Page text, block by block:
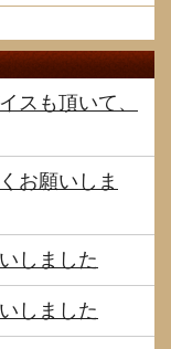
スも頂いて、
お願いしま
しました
しました